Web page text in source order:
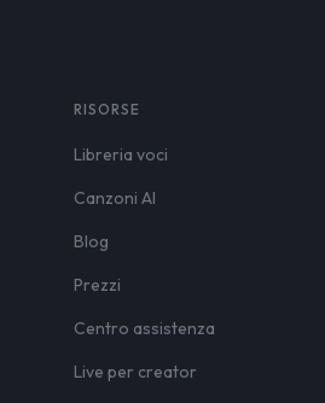
RISORSE
Libreria voci
Canzoni AI
Blog
Prezzi
Centro assistenza
Live per creator